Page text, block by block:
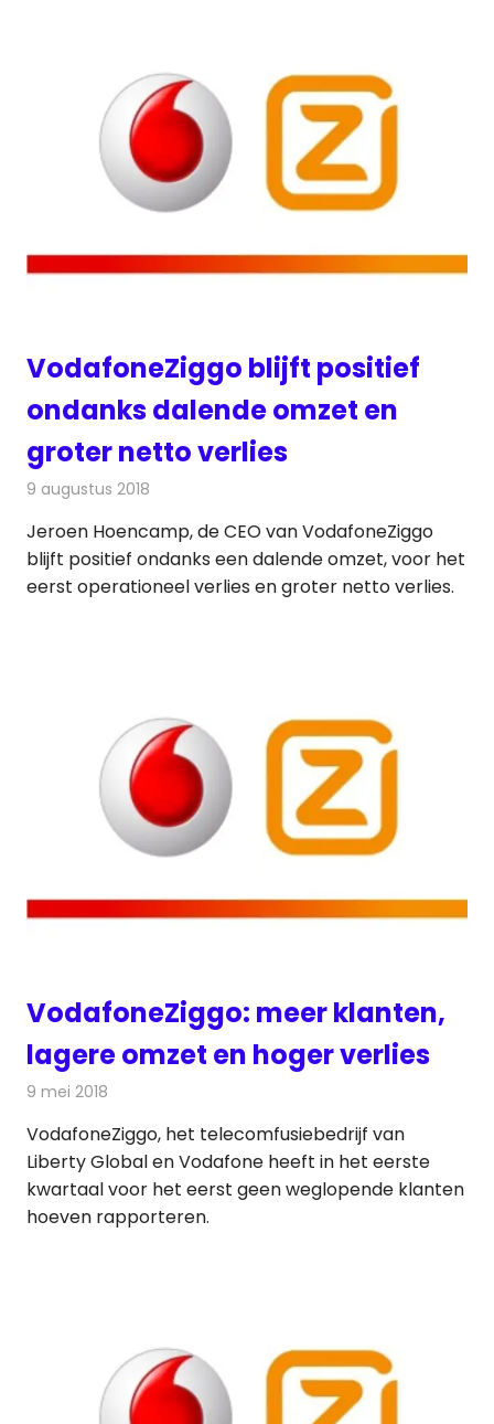
VodafoneZiggo blijft positief
ondanks dalende omzet en
groter netto verlies
9 augustus 2018
Jeroen Hoencamp, de CEO van VodafoneZiggo
blijft positief ondanks een dalende omzet, voor het
eerst operationeel verlies en groter netto verlies.
VodafoneZiggo: meer klanten,
lagere omzet en hoger verlies
9 mei 2018
VodafoneZiggo, het telecomfusiebedrijf van
Liberty Global en Vodafone heeft in het eerste
kwartaal voor het eerst geen weglopende klanten
hoeven rapporteren.